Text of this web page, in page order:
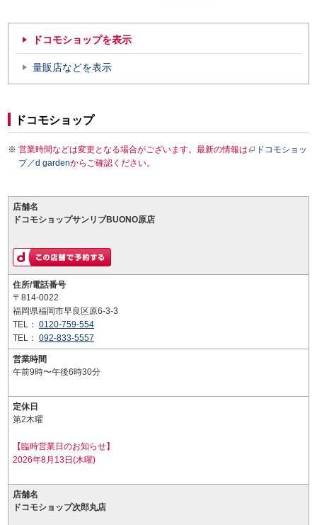
ドコモショップを表示
量販店などを表示
ドコモショップ
営業時間などは変更となる場合がございます。最新の情報は
ドコモショッ
プ／d gardenからご確認ください。
店舗名
ドコモショップサンリブBUONO原店
住所/電話番号
〒814-0022
福岡県福岡市早良区原6-3-3
TEL： 0120-759-554
TEL： 092-833-5557
営業時間
午前9時〜午後6時30分
定休日
第2木曜
【臨時営業日のお知らせ】
2026年8月13日(木曜)
店舗名
ドコモショップ次郎丸店